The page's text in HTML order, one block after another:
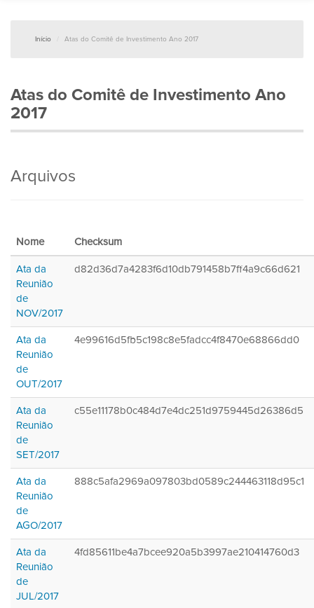
Início Atas do Comitê de Investimento Ano 2017
Atas do Comitê de Investimento Ano
2017
Arquivos
Nome Checksum
Ata da
Reunião
de
NOV/2017
d82d36d7a4283f6d10db791458b7ff4a9c66d621
Ata da
Reunião
de
OUT/2017
4e99616d5fb5c198c8e5fadcc4f8470e68866dd0
Ata da
Reunião
de
SET/2017
c55e11178b0c484d7e4dc251d9759445d26386d5
Ata da
Reunião
de
AGO/2017
888c5afa2969a097803bd0589c244463118d95c1
Ata da
Reunião
de
JUL/2017
4fd85611be4a7bcee920a5b3997ae210414760d3